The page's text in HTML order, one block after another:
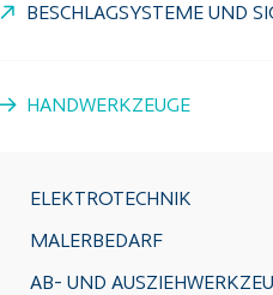
BESCHLAGSYSTEME UND
HANDWERKZEUGE
ELEKTROTECHNIK
MALERBEDARF
AB- UND